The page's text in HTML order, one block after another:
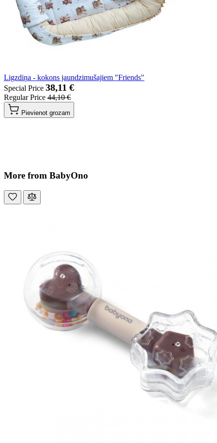
Ligzdiņa - kokons jaundzimušajiem "Friends"
Special Price 38,11 €
Regular Price 44,10 €
Pievienot grozam
More from BabyOno